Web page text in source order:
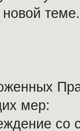
теме.
мер: